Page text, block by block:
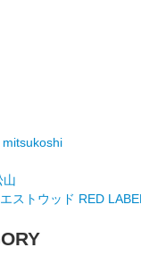
山
ストウッド RED